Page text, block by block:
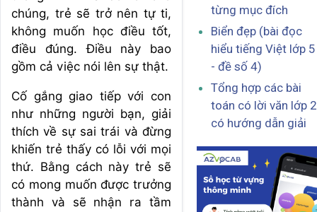
chúng, trẻ sẽ trở nên tự ti,
không muốn học điều tốt,
điều đúng. Điều này bao
gồm cả việc nói lên sự thật.
Cố gắng giao tiếp với con
như những người bạn, giải
thích về sự sai trái và đừng
khiến trẻ thấy có lỗi với mọi
thứ. Bằng cách này trẻ sẽ
có mong muốn được trưởng
thành và sẽ nhận ra tầm
từng mục đích
Biển đẹp (bài đọc
hiểu tiếng Việt lớp 5
- đề số 4)
Tổng hợp các bài
toán có lời văn lớp 2
có hướng dẫn giải